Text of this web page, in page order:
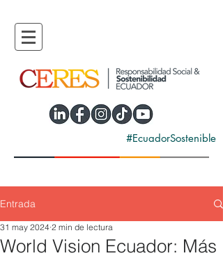
#EcuadorSostenible
Entrada
World Vision Ecuador: Más
31 may 2024 2 min de lectura